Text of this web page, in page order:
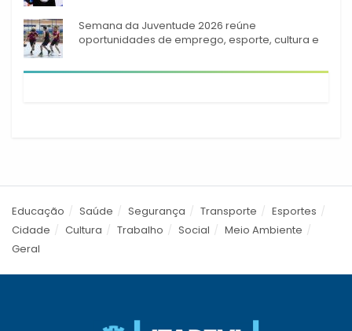
Semana da Juventude 2026 reúne
oportunidades de emprego, esporte, cultura e
Educação Saúde Segurança Transporte
Esportes
Cidade
Cultura Trabalho Social
Meio Ambiente
Geral